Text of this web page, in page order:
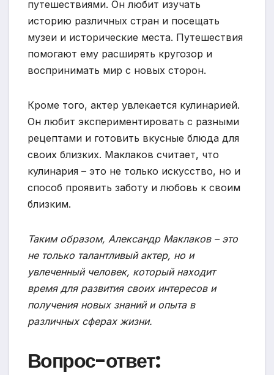
путешествиями. Он любит изучать
историю различных стран и посещать
музеи и исторические места. Путешествия
помогают ему расширять кругозор и
воспринимать мир с новых сторон.
Кроме того, актер увлекается кулинарией.
Он любит экспериментировать с разными
рецептами и готовить вкусные блюда для
своих близких. Маклаков считает, что
кулинария – это не только искусство, но и
способ проявить заботу и любовь к своим
близким.
Таким образом, Александр Маклаков – это
не только талантливый актер, но и
увлеченный человек, который находит
время для развития своих интересов и
получения новых знаний и опыта в
различных сферах жизни.
Вопрос-ответ: